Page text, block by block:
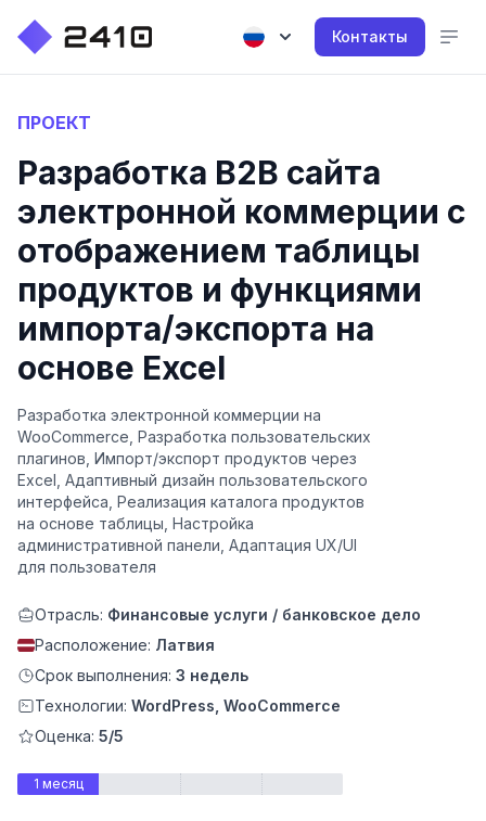
Контакты
ПРОЕКТ
Разработка B2B сайта
электронной коммерции с
отображением таблицы
продуктов и функциями
импорта/экспорта на
основе Excel
Разработка электронной коммерции на
WooCommerce, Разработка пользовательских
плагинов, Импорт/экспорт продуктов через
Excel, Адаптивный дизайн пользовательского
интерфейса, Реализация каталога продуктов
на основе таблицы, Настройка
административной панели, Адаптация UX/UI
для пользователя
Отрасль: Финансовые услуги / банковское дело
Расположение: Латвия
Срок выполнения: 3 недель
Технологии: WordPress, WooCommerce
Оценка: 5/5
1 месяц